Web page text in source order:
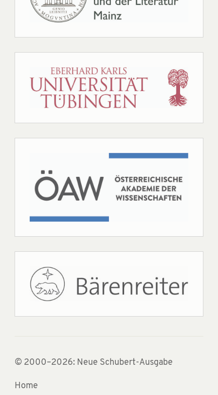
© 2000–2026: Neue Schubert-Ausgabe
Home